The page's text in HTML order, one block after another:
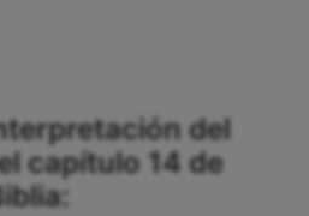
del
capítulo 14 de